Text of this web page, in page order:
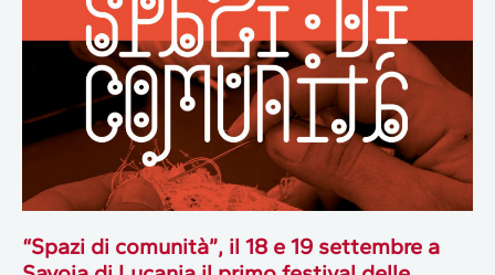
“Spazi di comunità”, il 18 e 19 settembre a